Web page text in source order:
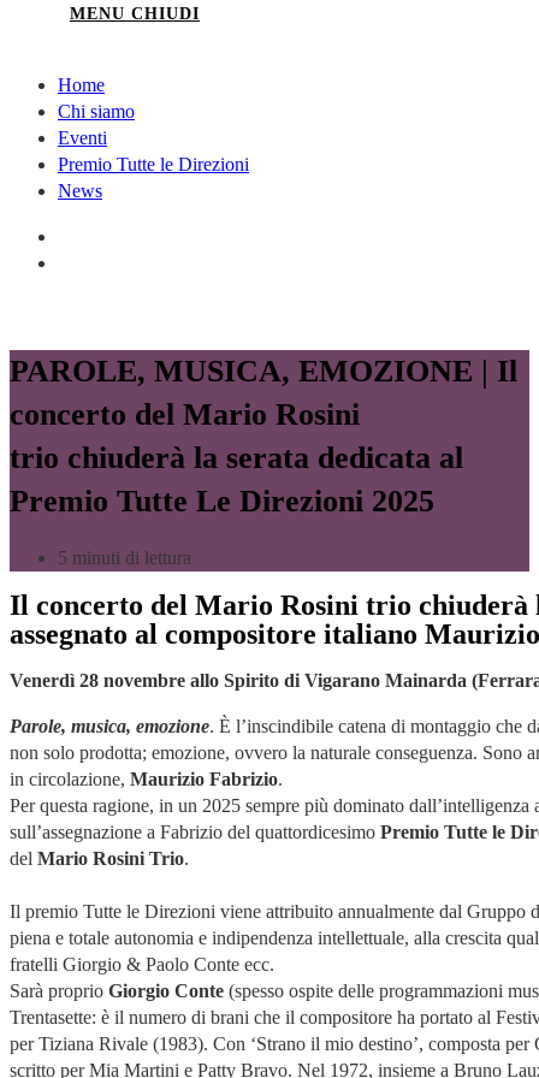
MENU CHIUDI
Home
Chi siamo
Eventi
Premio Tutte le Direzioni
News
PAROLE, MUSICA, EMOZIONE | Il
concerto del Mario Rosini
trio chiuderà la serata dedicata al
Premio Tutte Le Direzioni 2025
5 minuti di lettura
Il concerto del Mario Rosini trio chiuderà
assegnato al compositore italiano
Venerdì 28 novembre allo Spirito di Vigarano Mainarda
Parole, musica, emozione. È l’inscindibile catena di montaggio che
non solo prodotta; emozione, ovvero la naturale conseguenza.
in circolazione, Maurizio Fabrizio.
Per questa ragione, in un 2025 sempre più dominato
sull’assegnazione a Fabrizio del quattordicesimo Premio Tutte le
del Mario Rosini Trio.
Il premio Tutte le Direzioni viene attribuito annualmente dal Gruppo
piena e totale autonomia e indipendenza intellettuale, alla crescita
fratelli Giorgio & Paolo Conte ecc.
Sarà proprio Giorgio Conte (spesso ospite delle programmazioni
Trentasette: è il numero di brani che il compositore ha portato al
per Tiziana Rivale (1983). Con ‘Strano il mio destino’, composta
scritto per Mia Martini e Patty Bravo. Nel 1972, insieme a Bruno